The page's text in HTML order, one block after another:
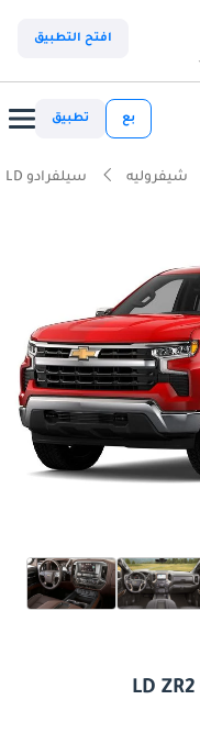
افتح التطبيق
بع تطبيق
شيفروليه سيلفرادو LD